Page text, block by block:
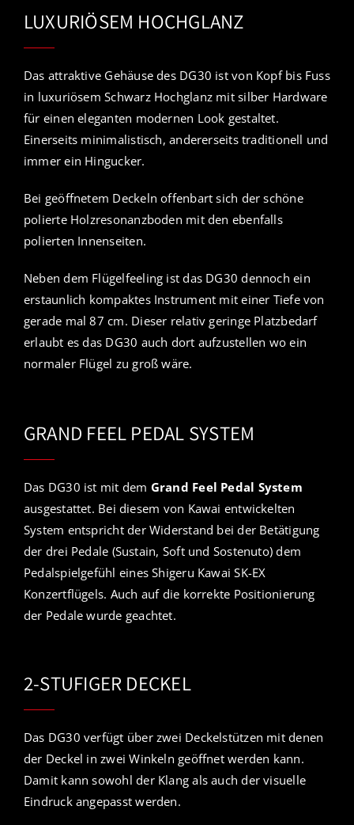
LUXURIÖSEM HOCHGLANZ
Das attraktive Gehäuse des DG30 ist von Kopf bis Fuss
in luxuriösem Schwarz Hochglanz mit silber Hardware
für einen eleganten modernen Look gestaltet.
Einerseits minimalistisch, andererseits traditionell und
immer ein Hingucker.
Bei geöffnetem Deckeln offenbart sich der schöne
polierte Holzresonanzboden mit den ebenfalls
polierten Innenseiten.
Neben dem Flügelfeeling ist das DG30 dennoch ein
erstaunlich kompaktes Instrument mit einer Tiefe von
gerade mal 87 cm. Dieser relativ geringe Platzbedarf
erlaubt es das DG30 auch dort aufzustellen wo ein
normaler Flügel zu groß wäre.
GRAND FEEL PEDAL SYSTEM
Das DG30 ist mit dem Grand Feel Pedal System
ausgestattet. Bei diesem von Kawai entwickelten
System entspricht der Widerstand bei der Betätigung
der drei Pedale (Sustain, Soft und Sostenuto) dem
Pedalspielgefühl eines Shigeru Kawai SK-EX
Konzertflügels. Auch auf die korrekte Positionierung
der Pedale wurde geachtet.
2-STUFIGER DECKEL
Das DG30 verfügt über zwei Deckelstützen mit denen
der Deckel in zwei Winkeln geöffnet werden kann.
Damit kann sowohl der Klang als auch der visuelle
Eindruck angepasst werden.